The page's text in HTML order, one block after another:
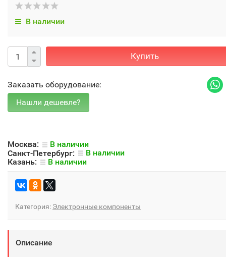
В наличии
Купить
Заказать оборудование:
Москва:
В наличии
Санкт-Петербург:
В наличии
Казань:
В наличии
Категория: Электронные компоненты
Описание